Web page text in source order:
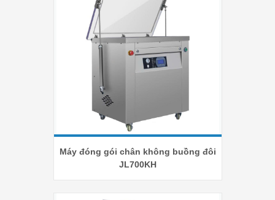
Máy đóng gói chân không buồng đôi
JL700KH